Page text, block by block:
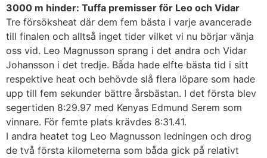
3000 m hinder: Tuffa premisser för Leo och Vidar
Tre försöksheat där dem fem bästa i varje avancerade
till finalen och alltså inget tider vilket vi nu börjar vänja
oss vid. Leo Magnusson sprang i det andra och Vidar
Johansson i det tredje. Båda hade elfte bästa tid i sitt
respektive heat och behövde slå flera löpare som hade
upp till fem sekunder bättre årsbästan. I det första blev
segertiden 8:29.97 med Kenyas Edmund Serem som
vinnare. För femte plats krävdes 8:31.41.
I andra heatet tog Leo Magnusson ledningen och drog
de två första kilometerna som båda gick på relativt